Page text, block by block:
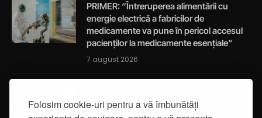
Folosim cookie-uri pentru a vă îmbunătăți
PRIMER: “Întreruperea alimentării cu
energie electrică a fabricilor de
medicamente va pune în pericol accesul
pacienților la medicamente esențiale”
7 august 2026
integrității